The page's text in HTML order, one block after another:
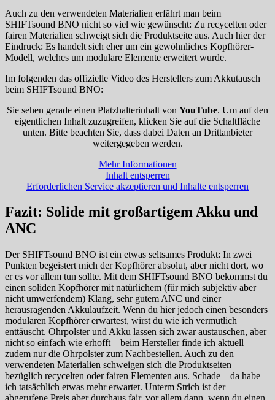
Auch zu den verwendeten Materialien erfährt man beim
SHIFTsound BNO nicht so viel wie gewünscht: Zu recycelten oder
fairen Materialien schweigt sich die Produktseite aus. Auch hier der
Eindruck: Es handelt sich eher um ein gewöhnliches Kopfhörer-
Modell, welches um modulare Elemente erweitert wurde.
Im folgenden das offizielle Video des Herstellers zum Akkutausch
beim SHIFTsound BNO:
Sie sehen gerade einen Platzhalterinhalt von YouTube. Um auf den
eigentlichen Inhalt zuzugreifen, klicken Sie auf die Schaltfläche
unten. Bitte beachten Sie, dass dabei Daten an Drittanbieter
weitergegeben werden.
Mehr Informationen
Inhalt entsperren
Erforderlichen Service akzeptieren und Inhalte entsperren
Fazit: Solide mit großartigem Akku und
ANC
Der SHIFTsound BNO ist ein etwas seltsames Produkt: In zwei
Punkten begeistert mich der Kopfhörer absolut, aber nicht dort, wo
er es vor allem tun sollte. Mit dem SHIFTsound BNO bekommst du
einen soliden Kopfhörer mit natürlichem (für mich subjektiv aber
nicht umwerfendem) Klang, sehr gutem ANC und einer
herausragenden Akkulaufzeit. Wenn du hier jedoch einen besonders
modularen Kopfhörer erwartest, wirst du wie ich vermutlich
enttäuscht. Ohrpolster und Akku lassen sich zwar austauschen, aber
nicht so einfach wie erhofft – beim Hersteller finde ich aktuell
zudem nur die Ohrpolster zum Nachbestellen. Auch zu den
verwendeten Materialien schweigen sich die Produktseiten
bezüglich recycelten oder fairen Elementen aus. Schade – da habe
ich tatsächlich etwas mehr erwartet. Unterm Strich ist der